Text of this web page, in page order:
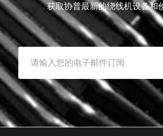
获取协普最新的绕线机设备和